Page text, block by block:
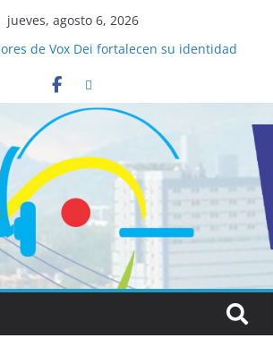
jueves, agosto 6, 2026
de Vox Dei fortalecen su identidad
desvela los 5 secretos que tiene
un católico para convertirse en
Market atrae a cientos de visitantes y
la economía local
a la mesa: la importancia de
familia
en común la nueva Película Toy
Papa León XIV